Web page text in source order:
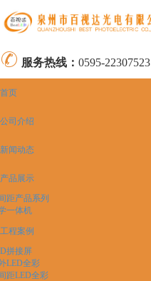
服务热线： 0595-22307523
首页
公司介绍
新闻动态
产品展示
距产品系列
一体机
工程案例
拼接屏
LED全彩
距LED全彩